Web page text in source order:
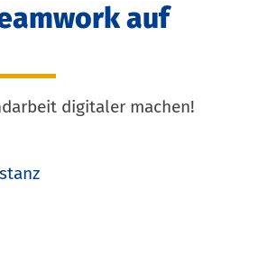
auf
digitaler machen!